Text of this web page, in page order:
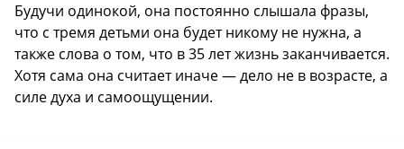
Будучи одинокой, она постоянно слышала фразы,
что с тремя детьми она будет никому не нужна, а
также слова о том, что в 35 лет жизнь заканчивается.
Хотя сама она считает иначе — дело не в возрасте, а
силе духа и самоощущении.